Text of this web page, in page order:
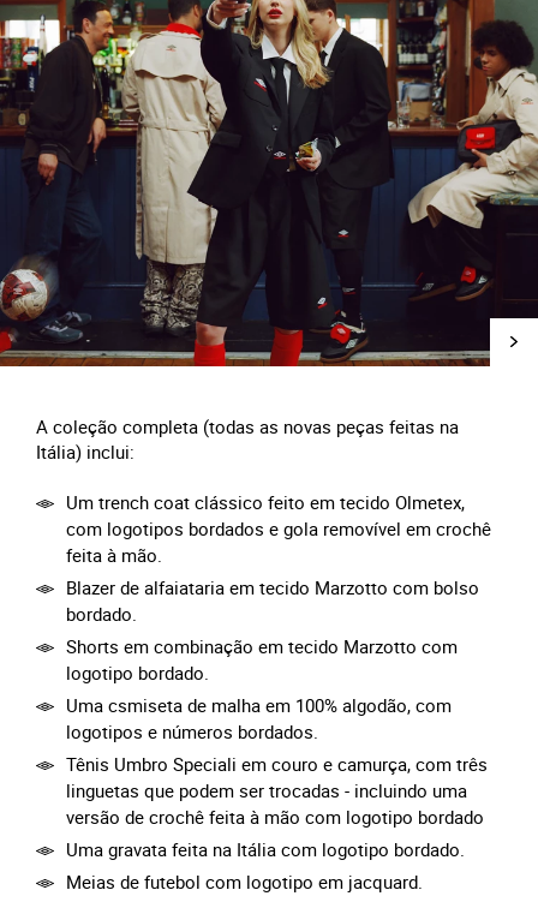
A coleção completa (todas as novas peças feitas na
Itália) inclui:
Um trench coat clássico feito em tecido Olmetex,
com logotipos bordados e gola removível em crochê
feita à mão.
Blazer de alfaiataria em tecido Marzotto com bolso
bordado.
Shorts em combinação em tecido Marzotto com
logotipo bordado.
Uma csmiseta de malha em 100% algodão, com
logotipos e números bordados.
Tênis Umbro Speciali em couro e camurça, com três
linguetas que podem ser trocadas - incluindo uma
versão de crochê feita à mão com logotipo bordado
Uma gravata feita na Itália com logotipo bordado.
Meias de futebol com logotipo em jacquard.